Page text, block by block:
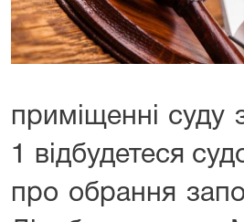
приміщенні
1 відбудетеся
про обрання